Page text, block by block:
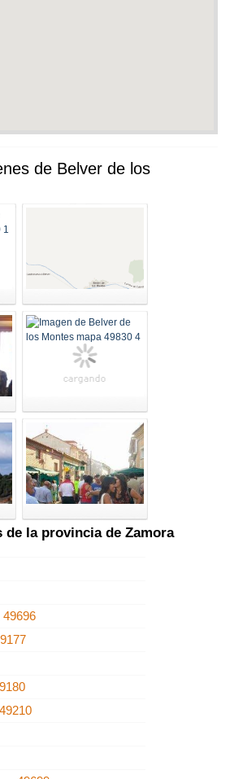
de Belver de los
de la provincia de Zamora
49696
49210